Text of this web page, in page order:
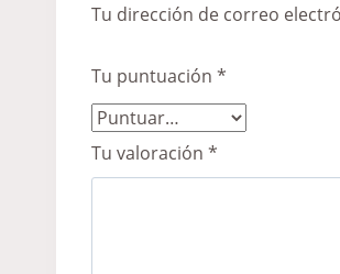
Tu dirección de correo
Tu puntuación *
Tu valoración *